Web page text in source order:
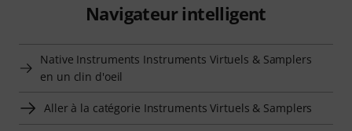
Navigateur intelligent
Native Instruments Instruments Virtuels & Samplers
en un clin d'oeil
Aller à la catégorie Instruments Virtuels & Samplers